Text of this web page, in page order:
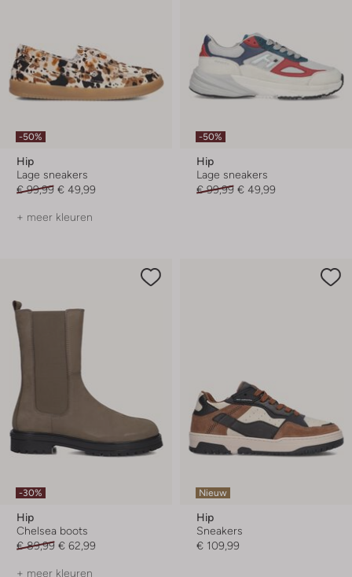
-50%
Hip
Lage sneakers
€ 99,99 € 49,99
+ meer kleuren
-50%
Hip
Lage sneakers
€ 99,99 € 49,99
-30%
Hip
Chelsea boots
€ 89,99 € 62,99
+ meer kleuren
Nieuw
Hip
Sneakers
€ 109,99